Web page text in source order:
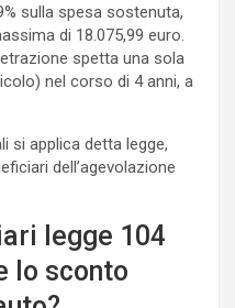
sulla spesa sostenuta,
di 18.075,99 euro.
spetta una sola
nel corso di 4 anni, a
si applica detta legge,
dell’agevolazione
legge 104
lo sconto